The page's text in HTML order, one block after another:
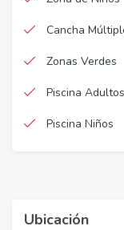
Cancha
Zonas Verdes
Piscina Adultos
Piscina Niños
Ubicación